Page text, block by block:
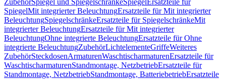
ZubehörSpiegel und SpiegelschränkeSpiegel Ersatzteile für
SpiegelMit integrierter BeleuchtungErsatzteile für Mit integrierter
BeleuchtungSpiegelschränkeErsatzteile für SpiegelschränkeMit
integrierter BeleuchtungErsatzteile für Mit integrierter
BeleuchtungOhne integrierte BeleuchtungErsatzteile für Ohne
integrierte BeleuchtungZubehörLichtelementeGriffeWeiteres
ZubehörSteckdosenArmaturenWaschtischarmaturenErsatzteile für
WaschtischarmaturenStandmontage, NetzbetriebErsatzteile für
Standmontage, NetzbetriebStandmontage, BatteriebetriebErsatzteile